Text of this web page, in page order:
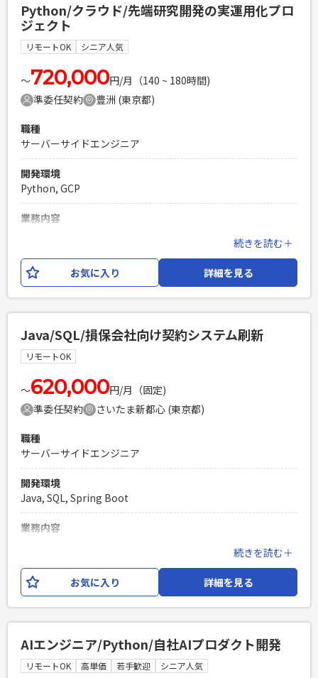
・Pythonでの開発経験3年以上 ・基本設計〜開発の経験 ・エ
ンドユーザーとコミュニケーションをとりながら業務を推進
できる方 ・クラウド環境（Google Cloud等）を利用した開発
経験3年以上 ・データ連携処理の実装経験 ・スケジュール管
理をして1人称で設計開発作業を進められる方
PHPを用いたWebサービスの開発経験4年以上
Laravelを用いた開発経験1年以上
エンジニア複数人のチームでの開発経験
Python/クラウド/先端研究開発の実運用化プロ
ジェクト
リモートOK シニア人気
〜720,000円/月（140 ~ 180時間)
準委任契約
豊洲 (東京都)
職種
サーバーサイドエンジニア
開発環境
Python, GCP
業務内容
7,000～8,000ステップ）の実運用化プロジェクトです。 研究
段階のプログラムを実際の業務で利用できるシステムへブラ
ッシュアップするため、 設計書の作成から実装、テスト（テ
築など、 先端技術を活用したプロジェクトへの参画を予定し
ております。 【担当工程】 設計書作成、実装（Python）、テ
スト（テストケース作成・実施）、コードレビュー 【開発環
境】 言語：Python クラウド：Google Cloud
必須スキル
ンドユーザーとコミュニケーションをとりながら業務を推進
できる方 ・クラウド環境（Google Cloud等）を利用した開発
経験3年以上 ・各種ドキュメント作成経験 ・スケジュール管
理をして1人称で設計開発作業を進められる方 ・生成AI、機械
学習についてのキャッチアップ意欲
PHPを用いたWebサービスの開発経験4年以上
続きを読む＋
お気に入り 詳細を見る
Java/SQL/損保会社向け契約システム刷新
リモートOK
〜620,000円/月（固定)
準委任契約
さいたま新都心 (東京都)
職種
サーバーサイドエンジニア
開発環境
Java, SQL, Spring Boot
業務内容
の刷新開発をおこないます。 現在は結合テスト工程に進んで
おりますが、後から追加・修正された要件の差分取り込みに
おいては 設計からテストまでの一連を実施いただきます。
実務経験 ・基本設計～結合テストまでの経験（基本設計は改
修程度でもOK） ・SQLの実務経験 ・コミュニケーションよく
続きを読む＋
お気に入り 詳細を見る
AIエンジニア/Python/自社AIプロダクト開発
リモートOK 高単価 若手歓迎 シニア人気